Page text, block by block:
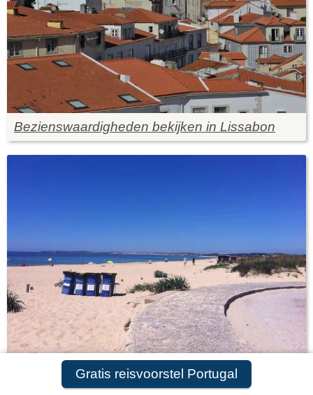
Gratis reisvoorstel Portugal
Bezienswaardigheden bekijken in Lissabon
In de meivakantie naar Portugal